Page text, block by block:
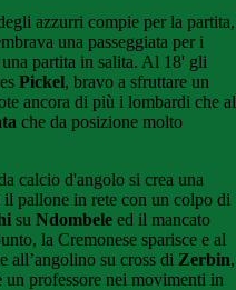
azzurri compie per la partita,
una passeggiata per i
partita in salita. Al 18' gli
Pickel, bravo a sfruttare un
ancora di più i lombardi che al
che da posizione molto
calcio d'angolo si crea una
il pallone in rete con un colpo di
su Ndombele ed il mancato
la Cremonese sparisce e al
all’angolino su cross di Zerbin,
professore nei movimenti in